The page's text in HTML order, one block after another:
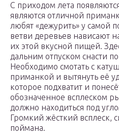
С приходом лета
являются отличной
любят «дежурить» у самой
ветви деревьев нависают
их этой вкусной пищей.
дальним отпуском снасти
Необходимо смотать с
приманкой и вытянуть её
которое подхватит и
обозначенное всплеском
должно находиться под
Громкий жёсткий всплеск,
поймана.